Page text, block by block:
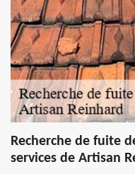
Recherche de fuite
services de Artisan